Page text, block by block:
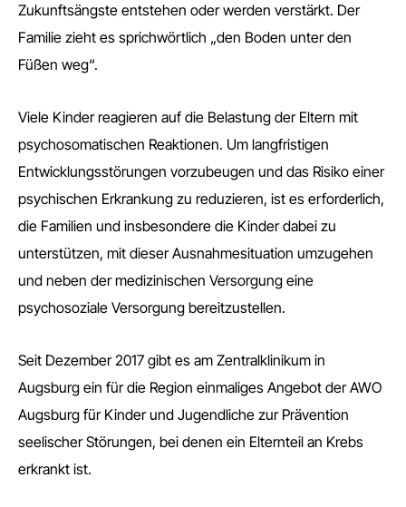
Zukunftsängste entstehen oder werden verstärkt. Der
Familie zieht es sprichwörtlich „den Boden unter den
Füßen weg“.
Viele Kinder reagieren auf die Belastung der Eltern mit
psychosomatischen Reaktionen. Um langfristigen
Entwicklungsstörungen vorzubeugen und das Risiko einer
psychischen Erkrankung zu reduzieren, ist es erforderlich,
die Familien und insbesondere die Kinder dabei zu
unterstützen, mit dieser Ausnahmesituation umzugehen
und neben der medizinischen Versorgung eine
psychosoziale Versorgung bereitzustellen.
Seit Dezember 2017 gibt es am Zentralklinikum in
Augsburg ein für die Region einmaliges Angebot der AWO
Augsburg für Kinder und Jugendliche zur Prävention
seelischer Störungen, bei denen ein Elternteil an Krebs
erkrankt ist.